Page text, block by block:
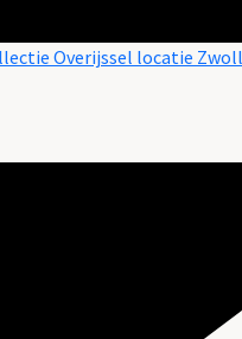
Overijssel locatie